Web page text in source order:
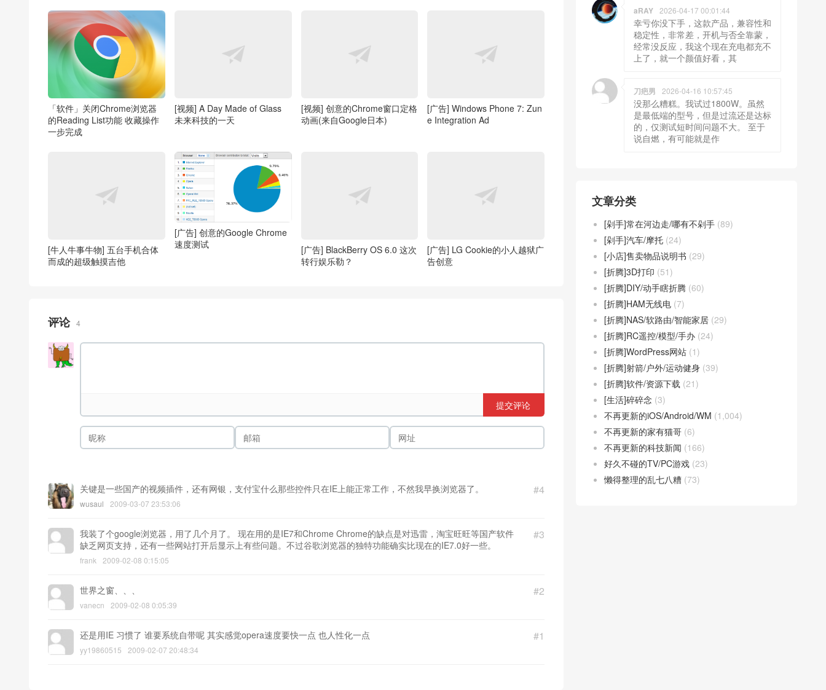
「软件」关闭Chrome浏览器
的Reading List功能 收藏操作
一步完成
[视频] A Day Made of Glass
未来科技的一天
[视频] 创意的Chrome窗口定格
动画(来自Google日本)
[广告] Windows Phone 7: Zun
e Integration Ad
[牛人牛事牛物] 五台手机合体
而成的超级触摸吉他
[广告] 创意的Google Chrome
速度测试
[广告] BlackBerry OS 6.0 这次
转行娱乐勒？
[广告] LG Cookie的小人越狱广
告创意
评论 4
提交评论
#4
关键是一些国产的视频插件，还有网银，支付宝什么那些控件只在IE上能正常工作，不然我早换浏览器了。
wusaul 2009-03-07 23:53:06
#3
我装了个google浏览器，用了几个月了。 现在用的是IE7和Chrome Chrome的缺点是对迅雷，淘宝旺旺等国产软件
缺乏网页支持，还有一些网站打开后显示上有些问题。不过谷歌浏览器的独特功能确实比现在的IE7.0好一些。
frank 2009-02-08 0:15:05
#2
世界之窗、、、
vanecn 2009-02-08 0:05:39
#1
还是用IE 习惯了 谁要系统自带呢 其实感觉opera速度要快一点 也人性化一点
yy19860515 2009-02-07 20:48:34
aRAY 2026-04-17 00:01:44
幸亏你没下手，这款产品，兼容性和
稳定性，非常差，开机与否全靠蒙，
经常没反应，我这个现在充电都充不
上了，就一个颜值好看，其
刀疤男 2026-04-16 10:57:45
没那么糟糕。我试过1800W。虽然
是最低端的型号，但是过流还是达标
的，仅测试短时间问题不大。 至于
说自燃，有可能就是作
文章分类
[剁手]常在河边走/哪有不剁手 (89)
[剁手]汽车/摩托 (24)
[小店]售卖物品说明书 (29)
[折腾]3D打印 (51)
[折腾]DIY/动手瞎折腾 (60)
[折腾]HAM无线电 (7)
[折腾]NAS/软路由/智能家居 (29)
[折腾]RC遥控/模型/手办 (24)
[折腾]WordPress网站 (1)
[折腾]射箭/户外/运动健身 (39)
[折腾]软件/资源下载 (21)
[生活]碎碎念 (3)
不再更新的iOS/Android/WM (1,004)
不再更新的家有猫哥 (6)
不再更新的科技新闻 (166)
好久不碰的TV/PC游戏 (23)
懒得整理的乱七八糟 (73)